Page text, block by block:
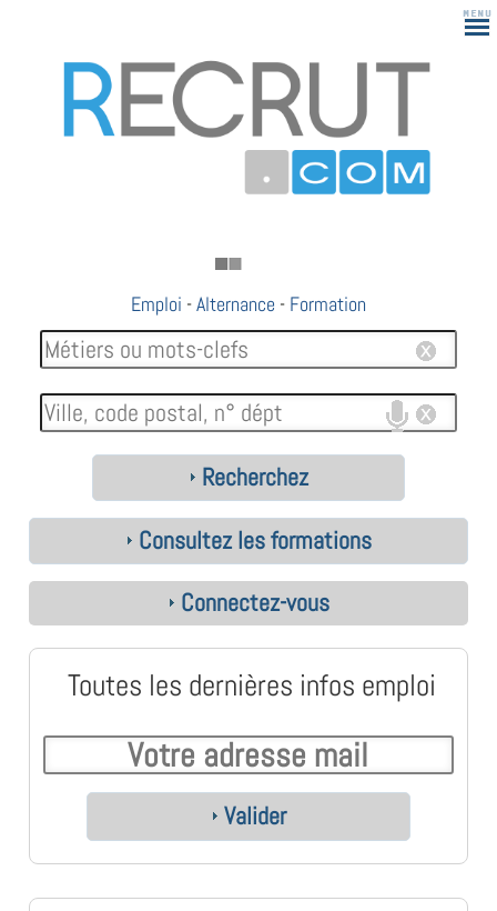
Emploi -Alternance - Formation
Recherchez
Consultez les formations
Connectez-vous
Toutes les dernières infos emploi
Valider